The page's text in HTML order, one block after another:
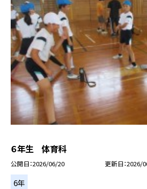
６年生 体育科
公開日 2026/06/20 更新日 2026/
6年